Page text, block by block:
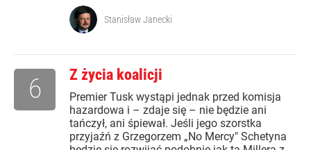
Stanisław Janecki
Z życia koalicji
Premier Tusk wystąpi jednak przed komisja
hazardowa i – zdaje się – nie będzie ani
tańczył, ani śpiewał. Jeśli jego szorstka
przyjaźń z Grzegorzem „No Mercy" Schetyna
6